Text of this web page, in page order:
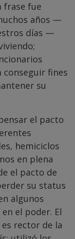
frase fue
años —
días —
fines
su
el pacto
hemiciclos
en plena
el pacto de
su status
algunos
el poder. El
rector de la